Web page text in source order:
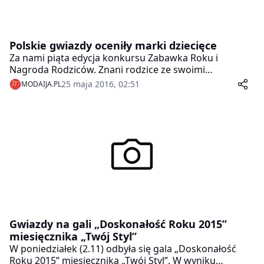
Polskie gwiazdy oceniły marki dziecięce
Za nami piąta edycja konkursu Zabawka Roku i
Nagroda Rodziców. Znani rodzice ze swoimi
pociechami, eksperci w zakresie wychowania dzieci i
dziennikarze ocenili najnowsze propozycje zabawek i
MODAIJA.PL25 maja 2016, 02:51
Gwiazdy na gali „Doskonałość Roku 2015”
miesięcznika „Twój Styl”
W poniedziałek (2.11) odbyła się gala „Doskonałość
Roku 2015” miesięcznika „Twój Styl”. W wyniku